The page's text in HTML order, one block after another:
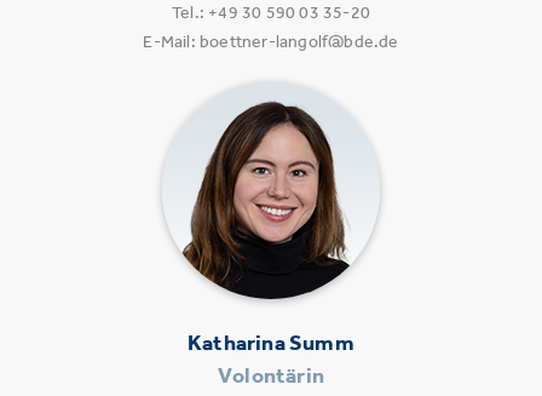
Tel.: +49 30 590 03 35-20
E-Mail: boettner-langolf@bde.de
Katharina Summ
Volontärin